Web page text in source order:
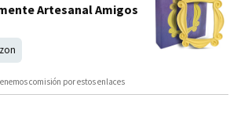
Artesanal Amigos
comisión por estos enlaces